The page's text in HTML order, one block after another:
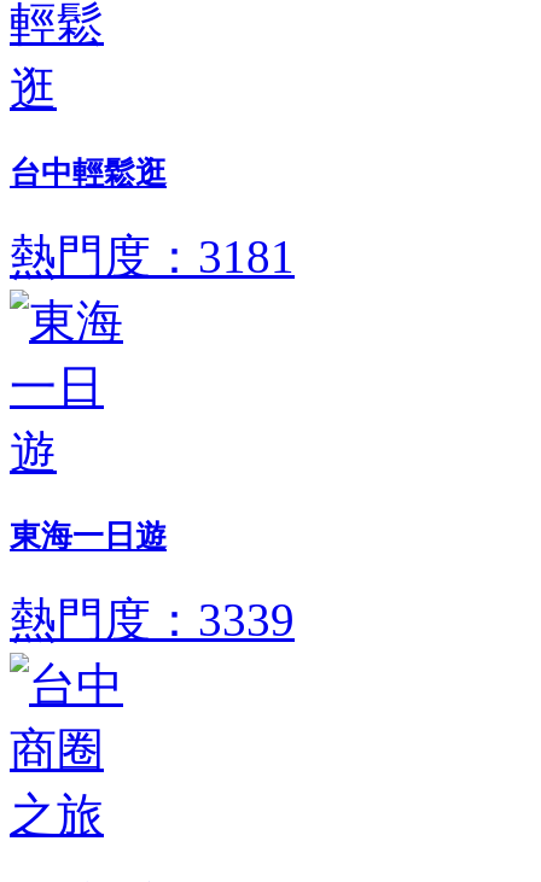
台中輕鬆逛
熱門度：3181
東海一日遊
熱門度：3339